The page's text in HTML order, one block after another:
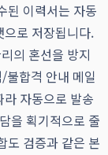
된 이력서는 자동
로 저장됩니다.
의 혼선을 방지
불합격 안내 메일
자동으로 발송
을 획기적으로 줄
도 검증과 같은 본